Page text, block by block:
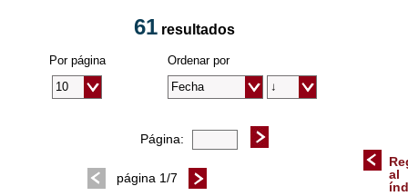
61 resultados
Ordenar por
Por página
Página:
página 1/7
al